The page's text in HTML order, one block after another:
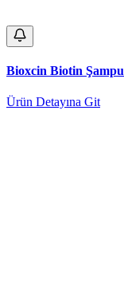
Bioxcin Biotin
Ürün Detayına Git